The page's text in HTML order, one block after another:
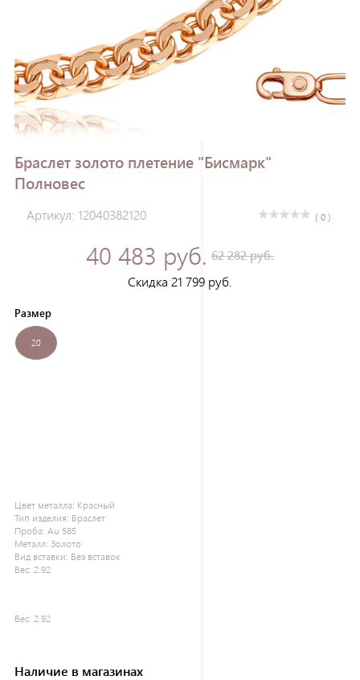
Браслет золото плетение "Бисмарк"
Полновес
Артикул: 12040382120 ( 0 )
40 483 руб. 62 282 руб.
Скидка 21 799 руб.
Размер
20
Цвет металла: Красный
Тип изделия: Браслет
Проба: Au 585
Металл: Золото
Вид вставки: Без вставок
Вес: 2.92
Вес: 2.92
Наличие в магазинах
Зарегистрироваться